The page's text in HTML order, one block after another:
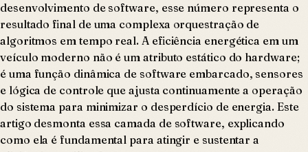
desenvolvimento de software, esse número representa o
resultado final de uma complexa orquestração de
algoritmos em tempo real. A eficiência energética em um
veículo moderno não é um atributo estático do hardware;
é uma função dinâmica de software embarcado, sensores
e lógica de controle que ajusta continuamente a operação
do sistema para minimizar o desperdício de energia. Este
artigo desmonta essa camada de software, explicando
como ela é fundamental para atingir e sustentar a